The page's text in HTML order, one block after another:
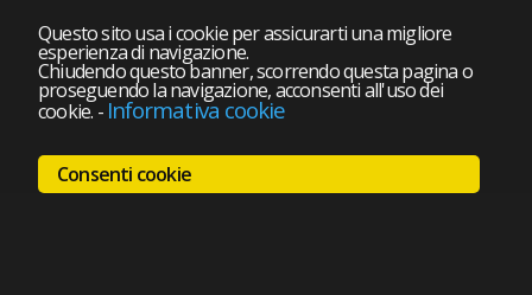
Questo sito usa i cookie per assicurarti una migliore
esperienza di navigazione.
Chiudendo questo banner, scorrendo questa pagina o
proseguendo la navigazione, acconsenti all'uso dei
cookie. - Informativa cookie
Consenti cookie